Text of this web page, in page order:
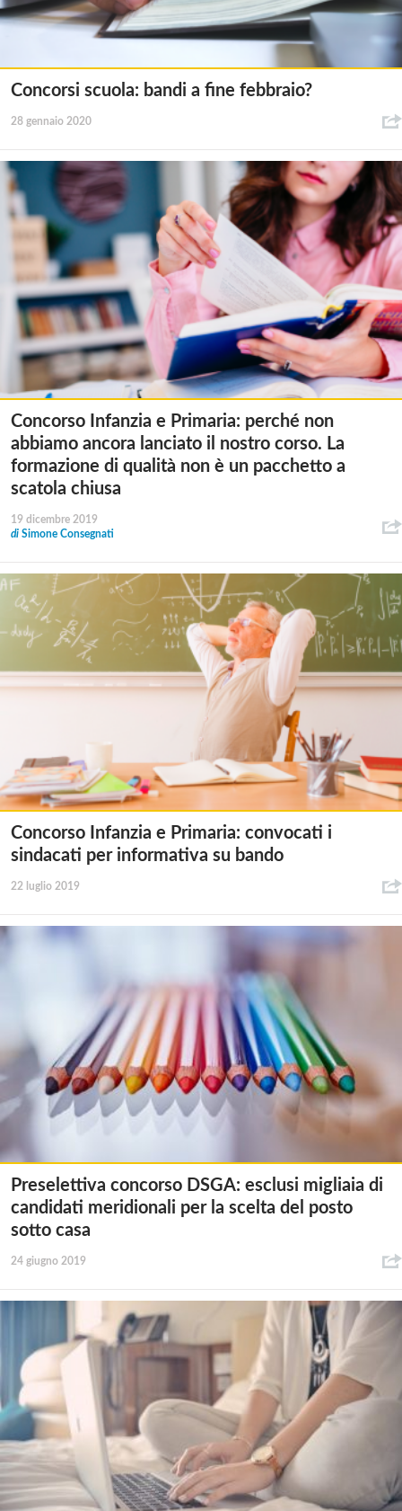
Concorsi scuola: bandi a fine febbraio?
28 gennaio 2020
Concorso Infanzia e Primaria: perché non
abbiamo ancora lanciato il nostro corso. La
formazione di qualità non è un pacchetto a
scatola chiusa
19 dicembre 2019
di Simone Consegnati
Concorso Infanzia e Primaria: convocati i
sindacati per informativa su bando
22 luglio 2019
Preselettiva concorso DSGA: esclusi migliaia di
candidati meridionali per la scelta del posto
sotto casa
24 giugno 2019